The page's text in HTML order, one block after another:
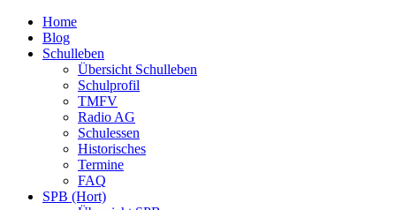
Home
Blog
Schulleben
Übersicht Schulleben
Schulprofil
TMFV
Radio AG
Schulessen
Historisches
Termine
FAQ
SPB (Hort)